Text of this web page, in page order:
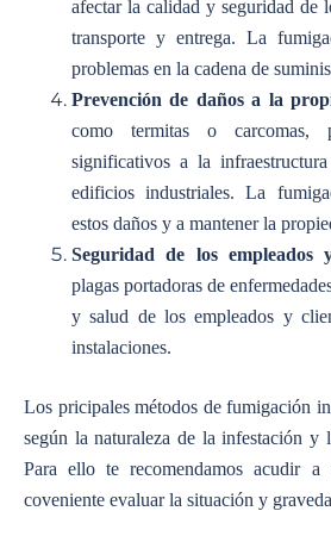
afectar la calidad y seguridad de
transporte y entrega. La
problemas en la cadena de
Prevención de daños a la
como termitas o carcomas,
significativos a la
edificios industriales. La
estos daños y a mantener la
Seguridad de los empleados
plagas portadoras de
y salud de los empleados y
instalaciones.
Los pricipales métodos de fumigación
según la naturaleza de la infestación y
Para ello te recomendamos acudir
coveniente evaluar la situación y